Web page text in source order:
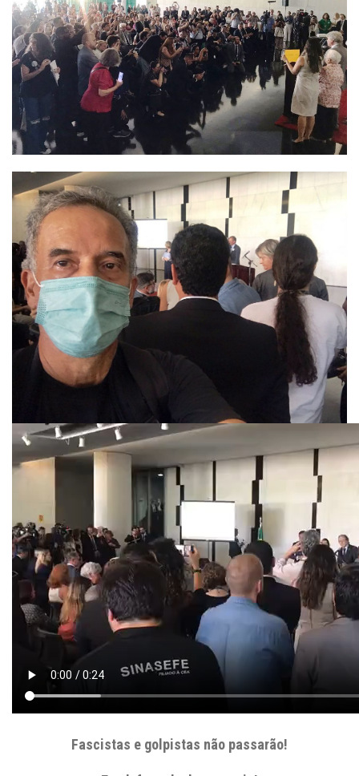
Fascistas e golpistas não passarão!